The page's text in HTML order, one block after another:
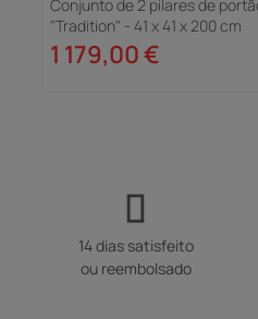
Conjunto de 2 pilares de
"Tradition" - 41 x 41 x 200 cm
1 179,00 €
14 dias satisfeito
ou reembolsado